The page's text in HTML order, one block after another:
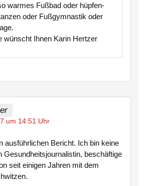
warmes Fußbad oder hüpfen-
oder Fußgymnastik oder
wünscht Ihnen Karin Hertzer
um 14:51 Uhr
ausführlichen Bericht. Ich bin keine
Gesundheitsjournalistin, beschäftige
seit einigen Jahren mit dem